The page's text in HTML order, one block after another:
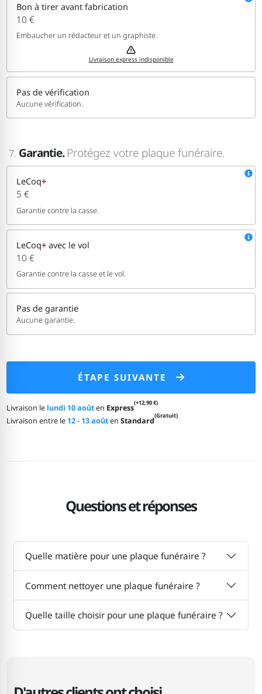
Bon à tirer avant fabrication
10 €
Embaucher un rédacteur et un graphiste.
Livraison express indisponible
Pas de vérification
Aucune vérification.
7. Garantie. Protégez votre plaque funéraire.
LeCoq+
5 €
Garantie contre la casse.
LeCoq+avec le vol
10 €
Garantie contre la casse et le vol.
Pas de garantie
Aucune garantie.
ÉTAPE SUIVANTE
Livraison le lundi 10 aoûten Express(+12,90 €)
Livraison entre le 12 - 13 aoûtenStandard(Gratuit)
Questions et réponses
Quelle matière pour une plaque funéraire ?
Comment nettoyer une plaque funéraire ?
Quelle taille choisir pour une plaque funéraire ?